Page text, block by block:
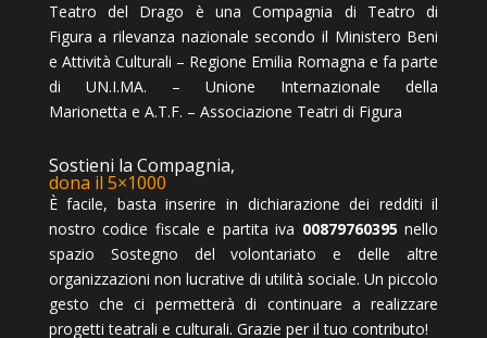
Teatro del Drago è una Compagnia di Teatro di
Figura a rilevanza nazionale secondo il Ministero Beni
e Attività Culturali – Regione Emilia Romagna e fa parte
di UN.I.MA. – Unione Internazionale della
Marionetta e A.T.F. – Associazione Teatri di Figura
Sostieni la Compagnia,
dona il 5×1000
È facile, basta inserire in dichiarazione dei redditi il
nostro codice fiscale e partita iva 00879760395nello
spazio Sostegno del volontariato e delle altre
organizzazioni non lucrative di utilità sociale. Un piccolo
gesto che ci permetterà di continuare a realizzare
progetti teatrali e culturali. Grazie per il tuo contributo!